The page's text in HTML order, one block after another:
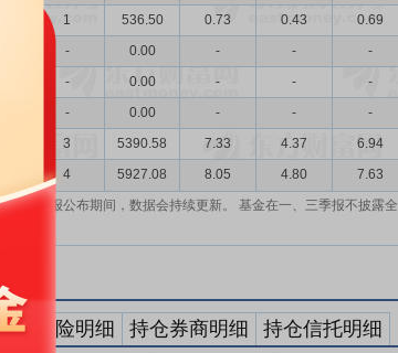
1 536.50 0.73 0.43
0.69
- 0.00 - -
-
- 0.00 - -
-
- 0.00 - -
-
3 5390.58 7.33 4.37
6.94
4 5927.08 8.05 4.80
7.63
和年报公布期间，数据会持续更新。 基金在一、三季报不披露全
仓保险明细 持仓券商明细 持仓信托明细